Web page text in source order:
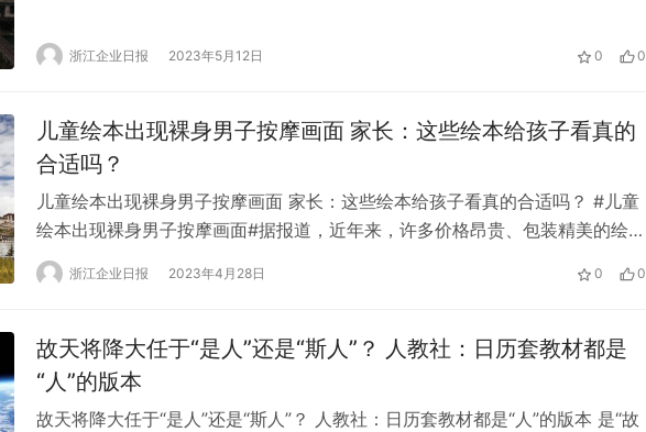
了检查，随后民警也赶到现场进行处置。 网友称，事发地点在安徽芜湖南陵县
浙江企业日报 2023年5月12日 0 0
儿童绘本出现裸身男子按摩画面 家长：这些绘本给孩子看真的
合适吗？
儿童绘本出现裸身男子按摩画面 家长：这些绘本给孩子看真的合适吗？ #儿童
绘本出现裸身男子按摩画面#据报道，近年来，许多价格昂贵、包装精美的绘本
打着赢得国际大奖的旗号进入市场，成为许多幼儿的启蒙读物。其中，一些儿
童绘本有很多“少儿不宜”的画面，如暴力、色情等，让人防不胜防。 最近有家
了裸男按…
浙江企业日报 2023年4月28日 0 0
故天将降大任于“是人”还是“斯人”？ 人教社：日历套教材都是
“人”的版本
故天将降大任于“是人”还是“斯人”？ 人教社：日历套教材都是“人”的版本 是“故